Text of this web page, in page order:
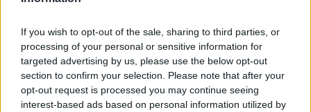
If you wish to opt-out of the sale, sharing to third parties, or
processing of your personal or sensitive information for
targeted advertising by us, please use the below opt-out
section to confirm your selection. Please note that after your
opt-out request is processed you may continue seeing
interest-based ads based on personal information utilized by
prosperare, migliorando così la nostra esperienza di
vita.
AUTORE
Staff